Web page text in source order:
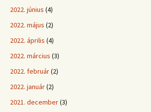
2022. június (4)
2022. május (2)
2022. április (4)
2022. március (3)
2022. február(2)
2022. január(2)
2021. december(3)